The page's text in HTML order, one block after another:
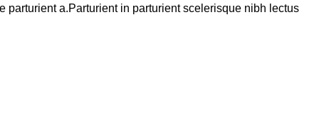
a.Parturient in parturient scelerisque nibh lectus